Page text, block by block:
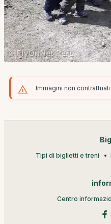
Immagini non contrattuali
Tipi di biglietti e treni
Centro